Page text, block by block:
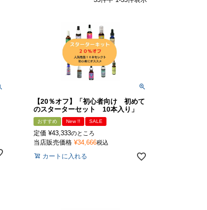
【20％オフ】「初心者向け 初めて
のスターターセット 10本入り」
おすすめ New !! SALE
定価 ¥43,333のところ
当店販売価格 ¥34,666税込
カートに入れる